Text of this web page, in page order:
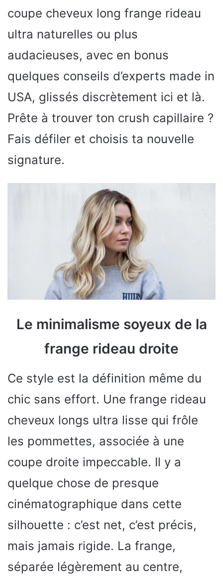
coupe cheveux long frange rideau
ultra naturelles ou plus
audacieuses, avec en bonus
quelques conseils d’experts made in
USA, glissés discrètement ici et là.
Prête à trouver ton crush capillaire ?
Fais défiler et choisis ta nouvelle
signature.
Le minimalisme soyeux de la
frange rideau droite
Ce style est la définition même du
chic sans effort. Une frange rideau
cheveux longs ultra lisse qui frôle
les pommettes, associée à une
coupe droite impeccable. Il y a
quelque chose de presque
cinématographique dans cette
silhouette : c’est net, c’est précis,
mais jamais rigide. La frange,
séparée légèrement au centre,